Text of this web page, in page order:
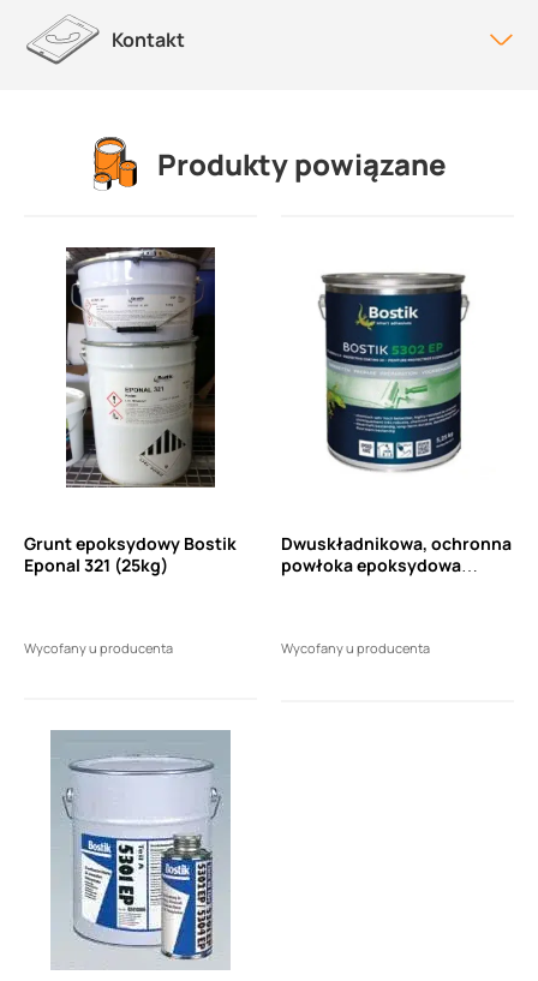
Kontakt
Produkty powiązane
Grunt epoksydowy Bostik
Eponal 321 (25kg)
Wycofany u producenta
Dwuskładnikowa, ochronna
powłoka epoksydowa
Wycofany u producenta